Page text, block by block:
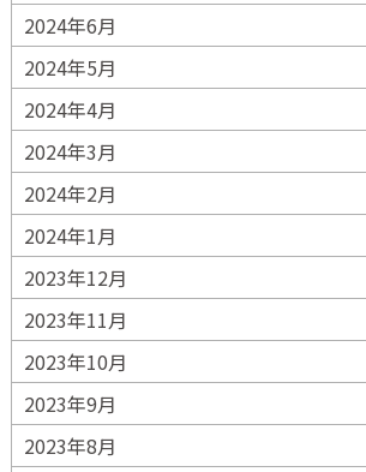
2024年6月
2024年5月
2024年4月
2024年3月
2024年2月
2024年1月
2023年12月
2023年11月
2023年10月
2023年9月
2023年8月